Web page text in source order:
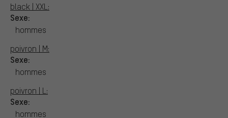
black | XXL:
Sexe:
hommes
poivron | M:
Sexe:
hommes
poivron | L:
Sexe:
hommes